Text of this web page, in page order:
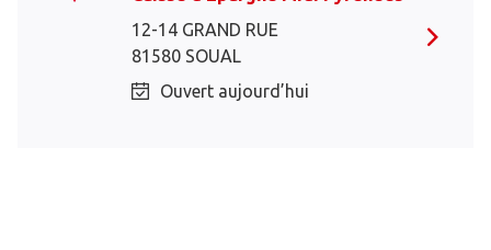
12-14 GRAND RUE
81580 SOUAL
Ouvert aujourd’hui